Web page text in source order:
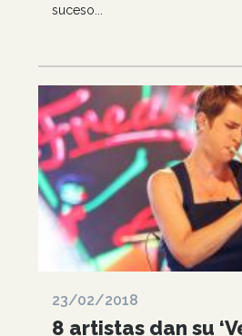
suceso...
23/02/2018
8 artistas dan su